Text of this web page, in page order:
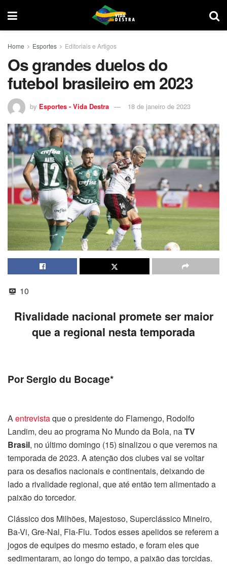
Home Esportes Editoriais e Artigos
Os grandes duelos do
futebol brasileiro em 2023
by Esportes - Vida Destra 18 de janeiro de 2023
10
Rivalidade nacional promete ser maior
que a regional nesta temporada
Por Sergio du Bocage*
Aentrevistaque o presidente do Flamengo, Rodolfo
Landim, deu ao programa No Mundo da Bola, naTV
Brasil, no últimodomingo (15) sinalizou o que veremos na
temporada de 2023. A atenção dos clubes vai se voltar
para os desafios nacionais e continentais, deixando de
lado a rivalidade regional, que até então tem alimentado a
paixão do torcedor.
Clássico dos Milhões, Majestoso, Superclássico Mineiro,
Ba-Vi, Gre-Nal, Fla-Flu. Todos esses apelidos se referem a
jogos de equipes do mesmo estado, e foram eles que
sedimentaram, ao longo do tempo, a paixão das torcidas.